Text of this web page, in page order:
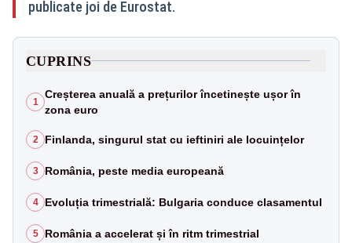
publicate joi de Eurostat.
CUPRINS
1
Creșterea anuală a prețurilor încetinește ușor în
zona euro
2 Finlanda, singurul stat cu ieftiniri ale locuințelor
3 România, peste media europeană
4 Evoluția trimestrială: Bulgaria conduce clasamentul
5 România a accelerat și în ritm trimestrial